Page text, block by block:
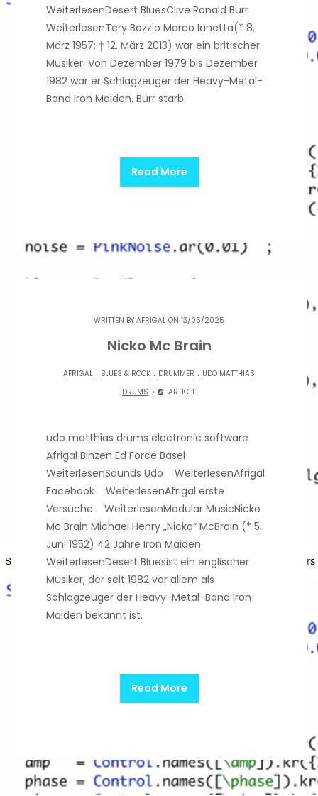
WeiterlesenDesert BluesClive Ronald Burr
WeiterlesenTery Bozzio Marco Ianetta(* 8.
März 1957; † 12. März 2013) war ein britischer
Musiker. Von Dezember 1979 bis Dezember
1982 war er Schlagzeuger der Heavy-Metal-
Band Iron Maiden. Burr starb
Read More
WRITTEN BY AFRIGAL ON 13/05/2025
Nicko Mc Brain
AFRIGAL . BLUES & ROCK . DRUMMER . UDO MATTHIAS
DRUMS
ARTICLE
udo matthias drums electronic software
Afrigal Binzen Ed Force Basel
WeiterlesenSounds Udo WeiterlesenAfrigal
Facebook WeiterlesenAfrigal erste
Versuche WeiterlesenModular MusicNicko
Mc Brain Michael Henry „Nicko“ McBrain (* 5.
Juni 1952) 42 Jahre Iron Maiden
WeiterlesenDesert Bluesist ein englischer
Musiker, der seit 1982 vor allem als
Schlagzeuger der Heavy-Metal-Band Iron
Maiden bekannt ist.
Read More